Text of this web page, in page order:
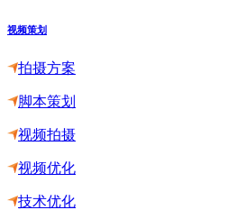
视频策划
拍摄方案
脚本策划
视频拍摄
视频优化
技术优化